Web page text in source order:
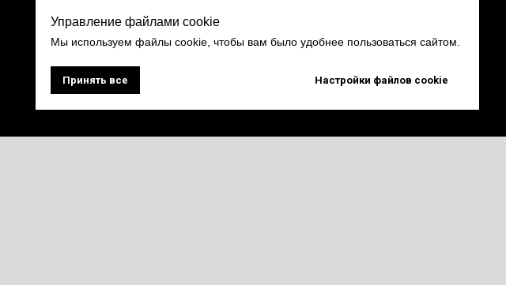
Управление файлами cookie
Мы используем файлы cookie, чтобы вам было удобнее пользоваться сайтом.
Принять все Настройки файлов cookie